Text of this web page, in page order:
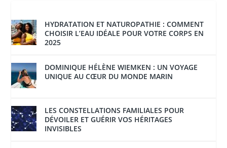
HYDRATATION ET NATUROPATHIE : COMMENT
CHOISIR L’EAU IDÉALE POUR VOTRE CORPS EN
2025
DOMINIQUE HÉLÈNE WIEMKEN : UN VOYAGE
UNIQUE AU CŒUR DU MONDE MARIN
LES CONSTELLATIONS FAMILIALES POUR
DÉVOILER ET GUÉRIR VOS HÉRITAGES
INVISIBLES